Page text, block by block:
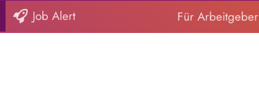
Job Alert Für Arbeitgeber